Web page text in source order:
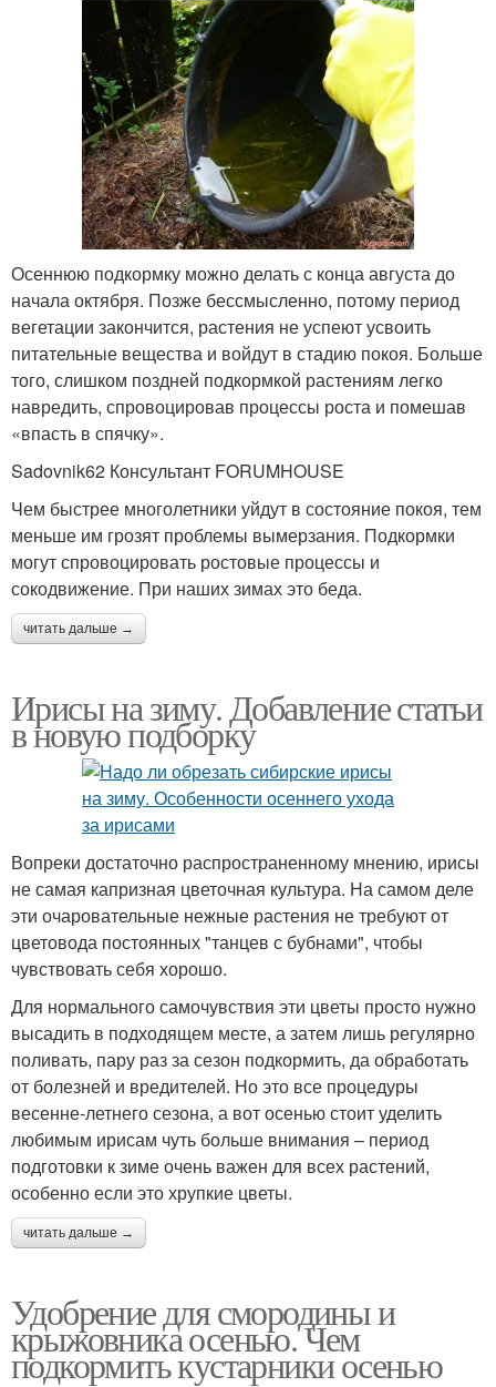
Осеннюю подкормку можно делать с конца августа до
начала октября. Позже бессмысленно, потому период
вегетации закончится, растения не успеют усвоить
питательные вещества и войдут в стадию покоя. Больше
того, слишком поздней подкормкой растениям легко
навредить, спровоцировав процессы роста и помешав
«впасть в спячку».
Sadovnik62 Консультант FORUMHOUSE
Чем быстрее многолетники уйдут в состояние покоя, тем
меньше им грозят проблемы вымерзания. Подкормки
могут спровоцировать ростовые процессы и
сокодвижение. При наших зимах это беда.
читать дальше →
Ирисы на зиму. Добавление статьи
в новую подборку
Вопреки достаточно распространенному мнению, ирисы
не самая капризная цветочная культура. На самом деле
эти очаровательные нежные растения не требуют от
цветовода постоянных "танцев с бубнами", чтобы
чувствовать себя хорошо.
Для нормального самочувствия эти цветы просто нужно
высадить в подходящем месте, а затем лишь регулярно
поливать, пару раз за сезон подкормить, да обработать
от болезней и вредителей. Но это все процедуры
весенне-летнего сезона, а вот осенью стоит уделить
любимым ирисам чуть больше внимания – период
подготовки к зиме очень важен для всех растений,
особенно если это хрупкие цветы.
читать дальше →
Удобрение для смородины и
крыжовника осенью. Чем
подкормить кустарники осенью